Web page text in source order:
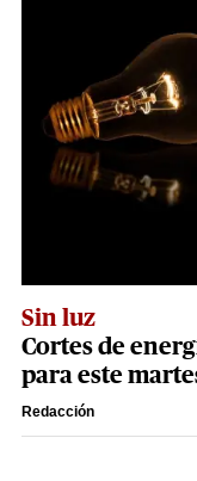
Sin luz
Cortes de
para este
Redacción